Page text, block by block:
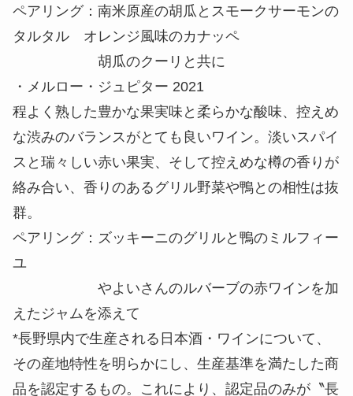
ペアリング：南米原産の胡瓜とスモークサーモンの
タルタル オレンジ風味のカナッペ
胡瓜のクーリと共に
・メルロー・ジュピター 2021
程よく熟した豊かな果実味と柔らかな酸味、控えめ
な渋みのバランスがとても良いワイン。淡いスパイ
スと瑞々しい赤い果実、そして控えめな樽の香りが
絡み合い、香りのあるグリル野菜や鴨との相性は抜
群。
ペアリング：ズッキーニのグリルと鴨のミルフィー
ユ
やよいさんのルバーブの赤ワインを加
えたジャムを添えて
*長野県内で生産される日本酒・ワインについて、
その産地特性を明らかにし、生産基準を満たした商
品を認定するもの。これにより、認定品のみが〝長